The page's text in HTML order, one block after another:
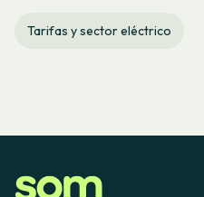
Tarifas y sector eléctrico